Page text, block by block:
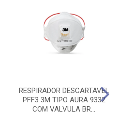
RESPIRADOR DESCARTAVEL
PFF3 3M TIPO AURA 9332
COM VALVULA BR...